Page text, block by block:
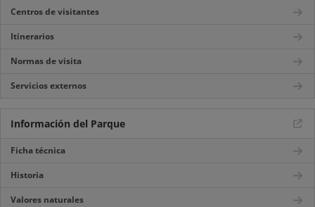
Centros de visitantes
Itinerarios
Normas de visita
Servicios externos
Información del Parque
Ficha técnica
Historia
Valores naturales